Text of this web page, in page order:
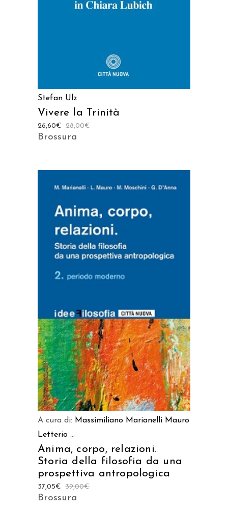
Stefan Ulz
Vivere la Trinità
28,00€
26,60€
Brossura
A cura di: Massimiliano Marianelli Mauro
Letterio ...
Anima, corpo, relazioni.
Storia della filosofia da una
prospettiva antropologica
39,00€
37,05€
Brossura